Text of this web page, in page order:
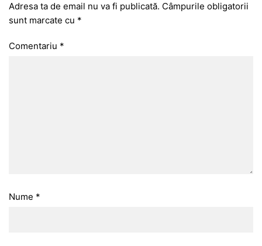
Adresa ta de email nu va fi publicată. Câmpurile obligatorii
sunt marcate cu *
Comentariu *
Nume *